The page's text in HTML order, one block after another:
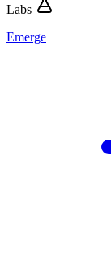
Labs
Emerge